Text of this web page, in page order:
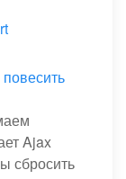
Ajax
сбросить